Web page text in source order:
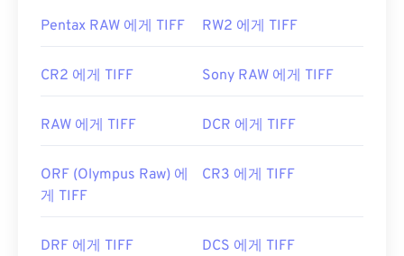
Pentax RAW 에게 TIFF RW2 에게 TIFF
CR2 에게 TIFF Sony RAW 에게 TIFF
RAW 에게 TIFF DCR 에게 TIFF
ORF (Olympus Raw) 에
게 TIFF
CR3 에게 TIFF
DRF 에게 TIFF DCS 에게 TIFF